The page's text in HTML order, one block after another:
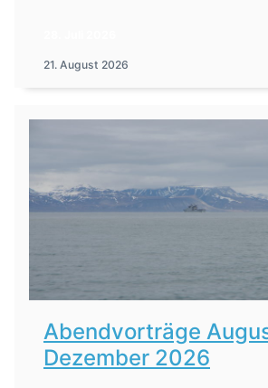
21. August 2026
Abendvorträge
Dezember 2026